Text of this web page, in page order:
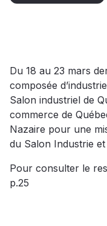
Du 18 au 23 mars
composée
Salon industriel de
commerce de
Nazaire pour une
du Salon Industrie
Pour consulter le
p.25